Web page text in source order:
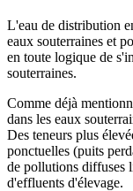
L'eau de distribution
eaux souterraines et
en toute logique de
souterraines.
Comme déjà
dans les eaux
Des teneurs plus
ponctuelles (puits
de pollutions diffuses
d'effluents d'élevage.